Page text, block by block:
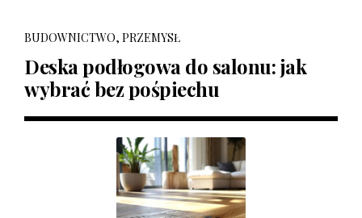
BUDOWNICTWO, PRZEMYSŁ
Deska podłogowa do salonu: jak
wybrać bez pośpiechu